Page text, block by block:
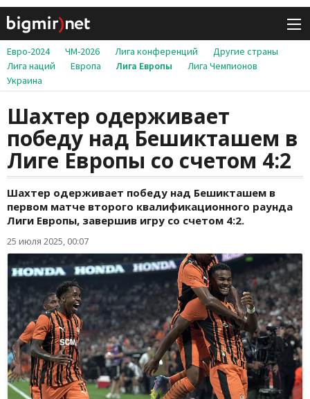
Евро-2024 ЧМ-2026 Лига конференций
Другие страны
Лига наций
Европа Лига Европы
Лига Чемпионов
Украина
Шахтер одерживает
победу над Бешикташем в
Лиге Европы со счетом 4:2
Шахтер одерживает победу над Бешикташем в
первом матче второго квалификационного раунда
Лиги Европы, завершив игру со счетом 4:2.
25 июля 2025, 00:07